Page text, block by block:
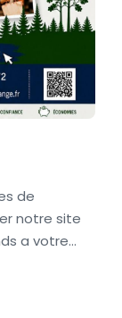
de
notre site
a votre…